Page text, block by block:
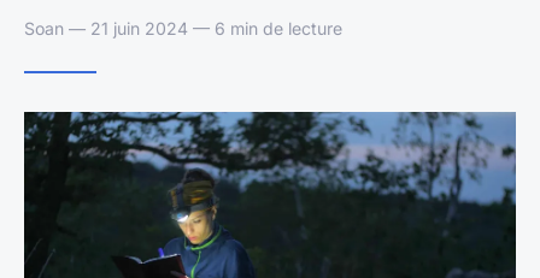
Soan — 21 juin 2024 — 6 min de lecture